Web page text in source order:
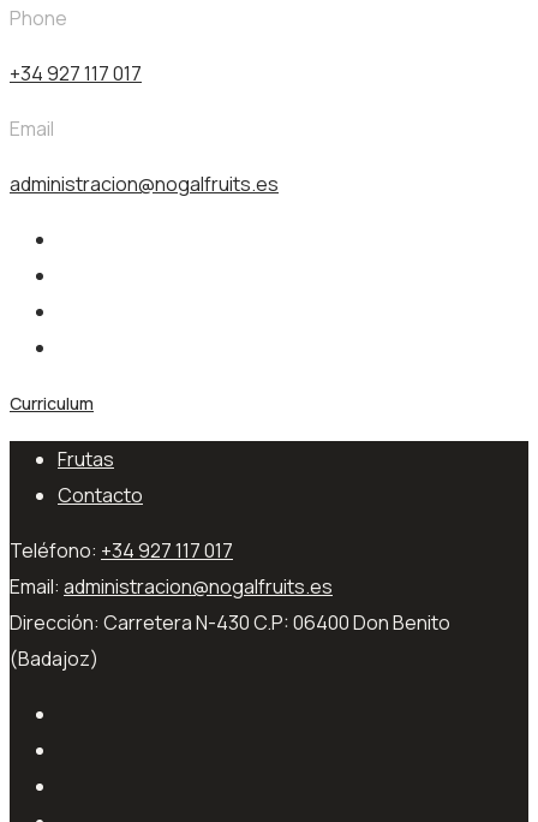
Phone
+34 927 117 017
Email
administracion@nogalfruits.es
Curriculum
Frutas
Contacto
Teléfono: +34 927 117 017
Email: administracion@nogalfruits.es
Dirección: Carretera N-430 C.P: 06400 Don Benito
(Badajoz)